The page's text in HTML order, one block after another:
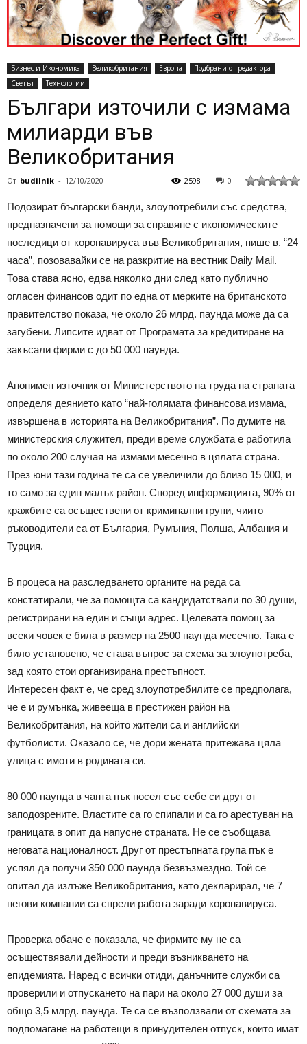
Бизнес и Икономика Великобритания Европа
Подбрани от редактора
Светът
Технологии
Българи източили с измама
милиарди във
Великобритания
От budilnik - 12/10/2020 0
2598
Подозират български банди, злоупотребили със средства,
предназначени за помощи за справяне с икономическите
последици от коронавируса във Великобритания, пише в. “24
часа”, позовавайки се на разкритие на вестник Daily Mail.
Това става ясно, едва няколко дни след като публично
огласен финансов одит по една от мерките на британското
правителство показа, че около 26 млрд. паунда може да са
загубени. Липсите идват от Програмата за кредитиране на
закъсали фирми с до 50 000 паунда.
Анонимен източник от Министерството на труда на страната
определя деянието като “най-голямата финансова измама,
извършена в историята на Великобритания”. По думите на
министерския служител, преди време службата е работила
по около 200 случая на измами месечно в цялата страна.
През юни тази година те са се увеличили до близо 15 000, и
то само за един малък район. Според информацията, 90% от
кражбите са осъществени от криминални групи, чиито
ръководители са от България, Румъния, Полша, Албания и
Турция.
В процеса на разследването органите на реда са
констатирали, че за помощта са кандидатствали по 30 души,
регистрирани на един и същи адрес. Целевата помощ за
всеки човек е била в размер на 2500 паунда месечно. Така е
било установено, че става въпрос за схема за злоупотреба,
зад която стои организирана престъпност.
Интересен факт е, че сред злоупотребилите се предполага,
че е и румънка, живееща в престижен район на
Великобритания, на който жители са и английски
футболисти. Оказало се, че дори жената притежава цяла
улица с имоти в родината си.
80 000 паунда в чанта пък носел със себе си друг от
заподозрените. Властите са го спипали и са го арестуван на
границата в опит да напусне страната. Не се съобщава
неговата националност. Друг от престъпната група пък е
успял да получи 350 000 паунда безвъзмездно. Той се
опитал да излъже Великобритания, като декларирал, че 7
негови компании са спрели работа заради коронавируса.
Проверка обаче е показала, че фирмите му не са
осъществявали дейности и преди възникването на
епидемията. Наред с всички отиди, данъчните служби са
проверили и отпускането на пари на около 27 000 души за
общо 3,5 млрд. паунда. Те са се възползвали от схемата за
подпомагане на работещи в принудителен отпуск, които имат